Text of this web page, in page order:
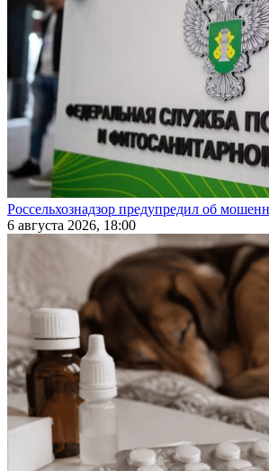
Россельхознадзор предупредил об
6 августа 2026, 18:00